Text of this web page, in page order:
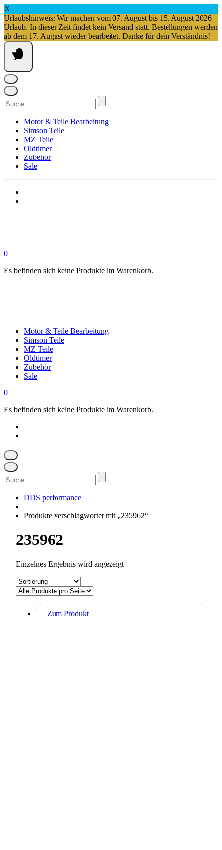
X
Urlaubshinweis: Wir machen vom 07. August bis 15. August 2026
Urlaub. In dieser Zeit findet kein Versand statt. Bestellungen werden
ab dem 17. August wieder bearbeitet. Danke für dein Verständnis!
Springe
zum
Inhalt
Suchen
nach:
Motor & Teile Bearbeitung
Simson Teile
MZ Teile
Oldtimer
Zubehör
Sale
0
Es befinden sich keine Produkte im Warenkorb.
Motor & Teile Bearbeitung
Simson Teile
MZ Teile
Oldtimer
Zubehör
Sale
0
Es befinden sich keine Produkte im Warenkorb.
Suchen
nach:
DDS performance
Produkte verschlagwortet mit „235962“
235962
Einzelnes Ergebnis wird angezeigt
Zum Produkt